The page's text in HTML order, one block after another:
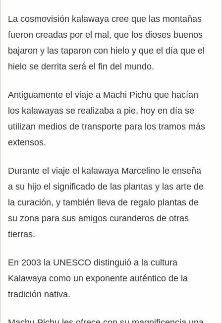
La cosmovisión kalawaya cree que las montañas
fueron creadas por el mal, que los dioses buenos
bajaron y las taparon con hielo y que el día que el
hielo se derrita será el fin del mundo.
Antiguamente el viaje a Machi Pichu que hacían
los kalawayas se realizaba a pie, hoy en día se
utilizan medios de transporte para los tramos más
extensos.
Durante el viaje el kalawaya Marcelino le enseña
a su hijo el significado de las plantas y las arte de
la curación, y también lleva de regalo plantas de
su zona para sus amigos curanderos de otras
tierras.
En 2003 la UNESCO distinguió a la cultura
Kalawaya como un exponente auténtico de la
tradición nativa.